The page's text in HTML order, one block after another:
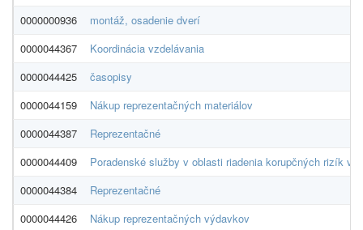
0000000936
montáž, osadenie dverí
0000044367
Koordinácia vzdelávania
0000044425
časopisy
0000044159
Nákup reprezentačných materiálov
0000044387
Reprezentačné
0000044409
Poradenské služby v oblasti riadenia korupčných rizík v
0000044384
Reprezentačné
0000044426
Nákup reprezentačných výdavkov